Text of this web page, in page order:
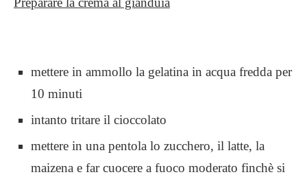
mettere in ammollo la gelatina in acqua fredda per
10 minuti
intanto tritare il cioccolato
mettere in una pentola lo zucchero, il latte, la
maizena e far cuocere a fuoco moderato finchè si